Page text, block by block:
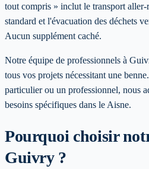
tout compris » inclut le transport aller-
standard et l'évacuation des déchets
Aucun supplément caché.
Notre équipe de professionnels à
tous vos projets nécessitant une
particulier ou un professionnel, nous
besoins spécifiques dans le Aisne.
Pourquoi choisir
Guivry?